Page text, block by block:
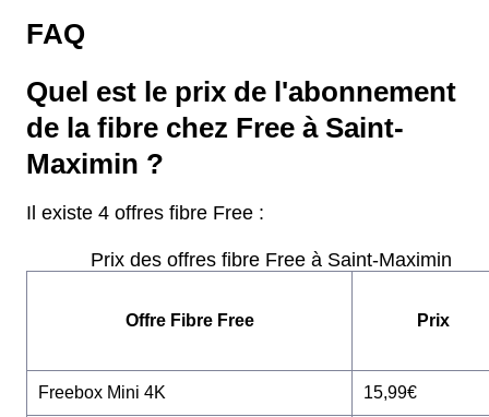
FAQ
Quel est le prix de l'abonnement
de la fibre chez Free à Saint-
Maximin ?
Il existe 4 offres fibre Free :
Prix des offres fibre Free à Saint-Maximin
Offre Fibre Free Prix
Freebox Mini 4K 15,99€